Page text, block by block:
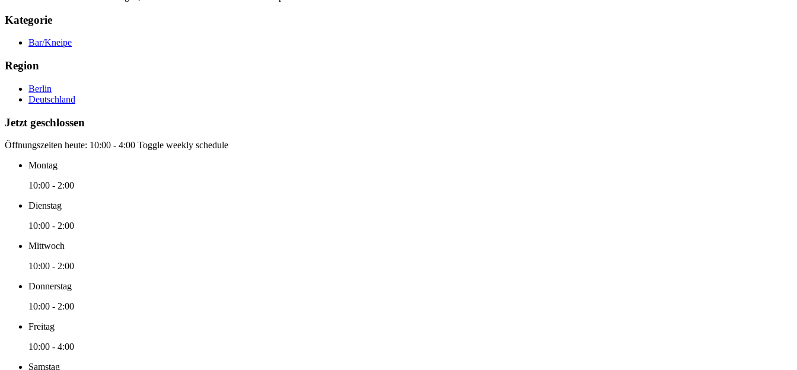
Kategorie
Bar/Kneipe
Region
Berlin
Deutschland
Jetzt geschlossen
Öffnungszeiten heute: 10:00 - 4:00 Toggle weekly schedule
Montag
10:00 - 2:00
Dienstag
10:00 - 2:00
Mittwoch
10:00 - 2:00
Donnerstag
10:00 - 2:00
Freitag
10:00 - 4:00
Samstag